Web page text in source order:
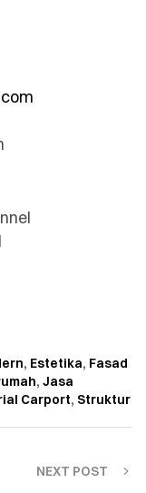
, Estetika, Fasad
, Jasa
Carport, Struktur
NEXT POST